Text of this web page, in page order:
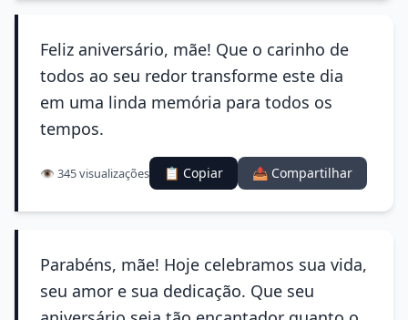
Feliz aniversário, mãe! Que o carinho de
todos ao seu redor transforme este dia
em uma linda memória para todos os
tempos.
👁️ 345 visualizações 📋 Copiar 📤 Compartilhar
Parabéns, mãe! Hoje celebramos sua vida,
seu amor e sua dedicação. Que seu